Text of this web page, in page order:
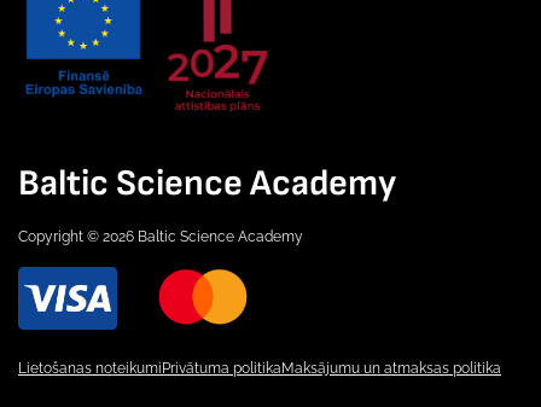
Baltic Science Academy
Copyright © 2026 Baltic Science Academy
Lietošanas noteikumiPrivātuma politikaMaksājumu un atmaksas politika